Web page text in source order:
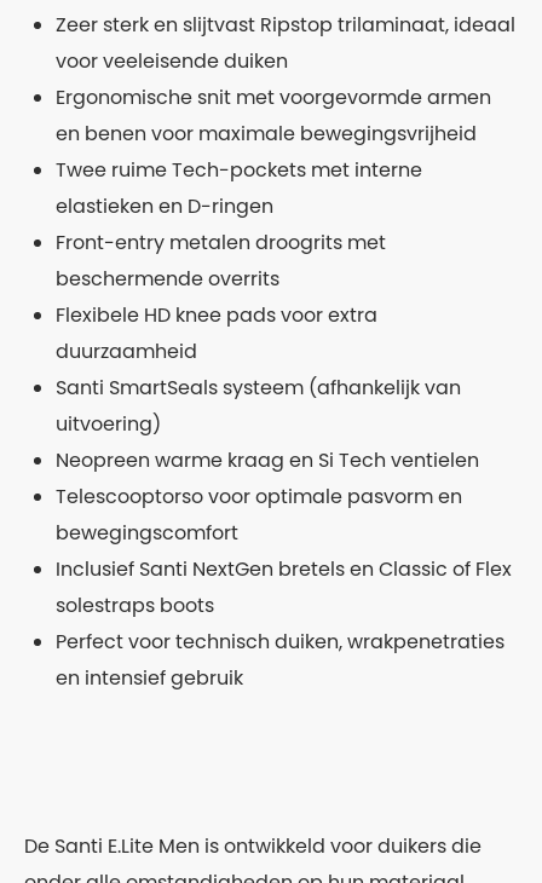
Zeer sterk en slijtvast Ripstop trilaminaat, ideaal
voor veeleisende duiken
Ergonomische snit met voorgevormde armen
en benen voor maximale bewegingsvrijheid
Twee ruime Tech-pockets met interne
elastieken en D-ringen
Front-entry metalen droogrits met
beschermende overrits
Flexibele HD knee pads voor extra
duurzaamheid
Santi SmartSeals systeem (afhankelijk van
uitvoering)
Neopreen warme kraag en Si Tech ventielen
Telescooptorso voor optimale pasvorm en
bewegingscomfort
Inclusief Santi NextGen bretels en Classic of Flex
solestraps boots
Perfect voor technisch duiken, wrakpenetraties
en intensief gebruik
De Santi E.Lite Men is ontwikkeld voor duikers die